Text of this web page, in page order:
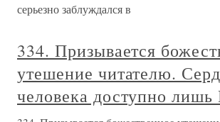
серьезно заблуждался в
334. Призывается
утешение читателю.
человека доступно лишь